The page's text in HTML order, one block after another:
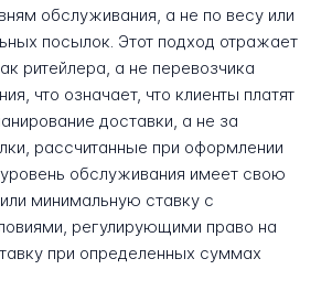
обслуживания, а не по весу или
посылок. Этот подход отражает
ритейлера, а не перевозчика
что означает, что клиенты платят
доставки, а не за
рассчитанные при оформлении
обслуживания имеет свою
минимальную ставку с
регулирующими право на
при определенных суммах